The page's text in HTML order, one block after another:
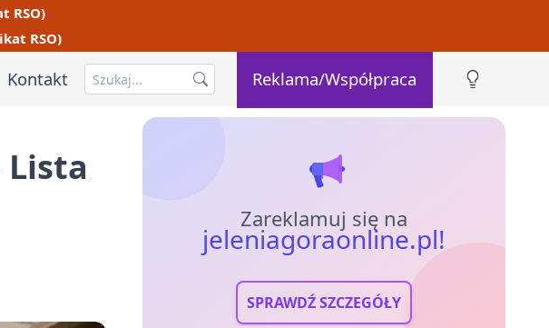
RSO)
RSO)
Kontakt Reklama/Współpraca
Lista
Zareklamuj się na
jeleniagoraonline.pl!
SPRAWDŹ SZCZEGÓŁY